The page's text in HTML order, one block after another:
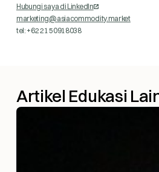
Hubungi saya di LinkedIn
marketing@asiacommodity.market
tel: +62 21 50918038
Artikel Edukasi